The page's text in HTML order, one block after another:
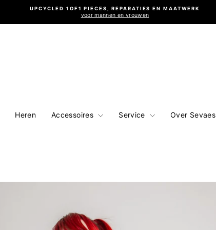
Diavoorstelling
pauzeren
UPCYCLED 1OF1 PIECES, REPARATIES EN MAATWERK
voor mannen en vrouwen
Heren Accessoires Service Over Sevaes